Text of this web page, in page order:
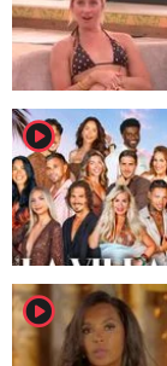
player2
player2